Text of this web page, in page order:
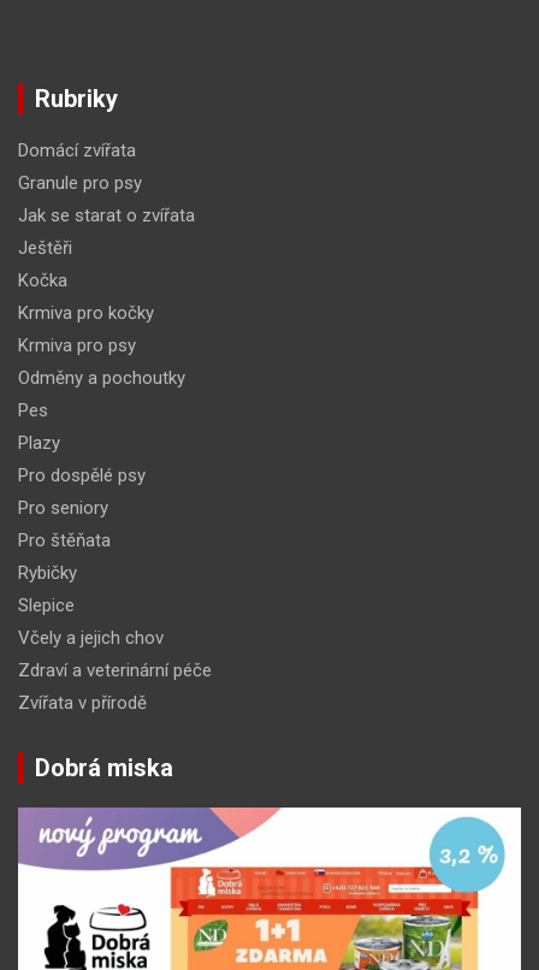
Rubriky
Domácí zvířata
Granule pro psy
Jak se starat o zvířata
Ještěři
Kočka
Krmiva pro kočky
Krmiva pro psy
Odměny a pochoutky
Pes
Plazy
Pro dospělé psy
Pro seniory
Pro štěňata
Rybičky
Slepice
Včely a jejich chov
Zdraví a veterinární péče
Zvířata v přírodě
Dobrá miska